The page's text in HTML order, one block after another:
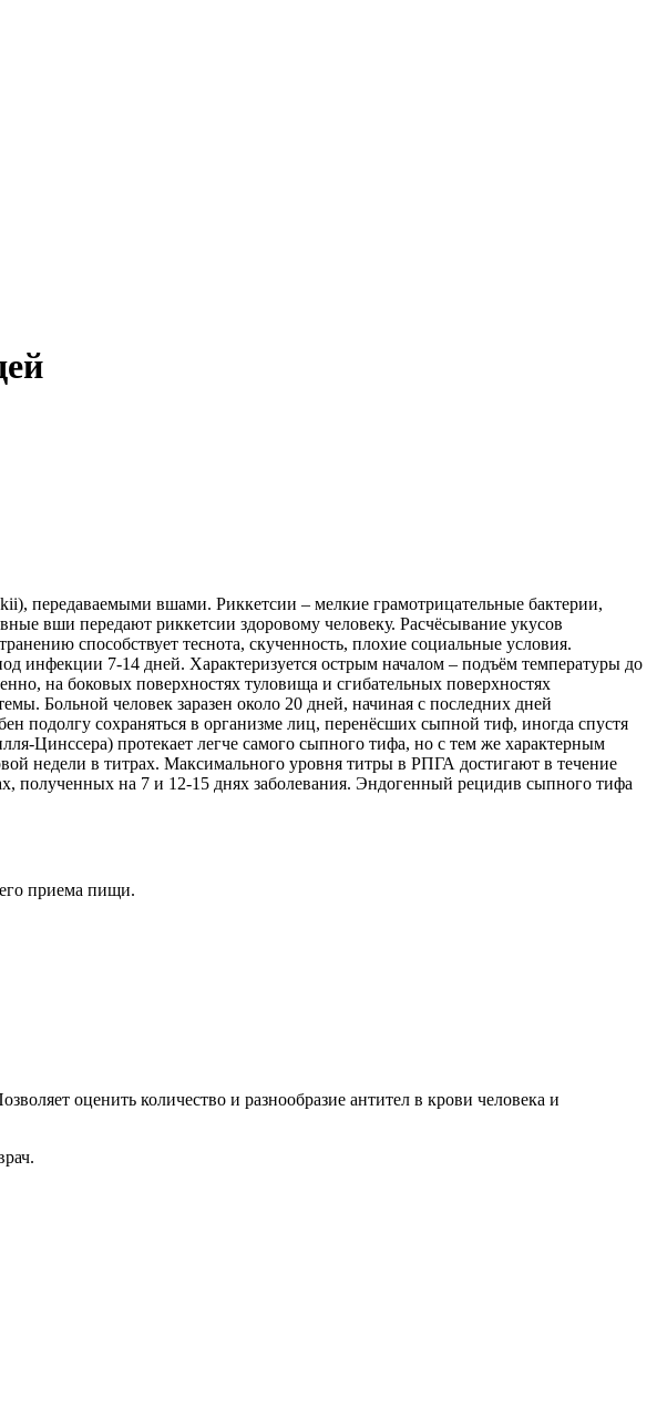
передаваемыми вшами. Риккетсии – мелкие грамотрицательные бактерии,
вши передают риккетсии здоровому человеку. Расчёсывание укусов
способствует теснота, скученность, плохие социальные условия.
инфекции 7-14 дней. Характеризуется острым началом – подъём температуры до
на боковых поверхностях туловища и сгибательных поверхностях
Больной человек заразен около 20 дней, начиная с последних дней
подолгу сохраняться в организме лиц, перенёсших сыпной тиф, иногда спустя
Цинссера) протекает легче самого сыпного тифа, но с тем же характерным
недели в титрах. Максимального уровня титры в РПГА достигают в течение
полученных на 7 и 12-15 днях заболевания. Эндогенный рецидив сыпного тифа
приема пищи.
оценить количество и разнообразие антител в крови человека и